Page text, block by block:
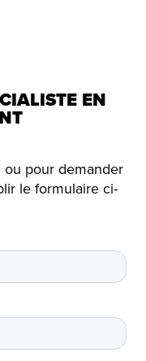
EN
ou pour demander
le formulaire ci-